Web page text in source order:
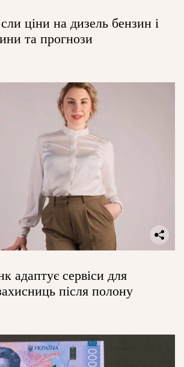
ціни на дизель бензин і
та прогнози
адаптує сервіси для
після полону